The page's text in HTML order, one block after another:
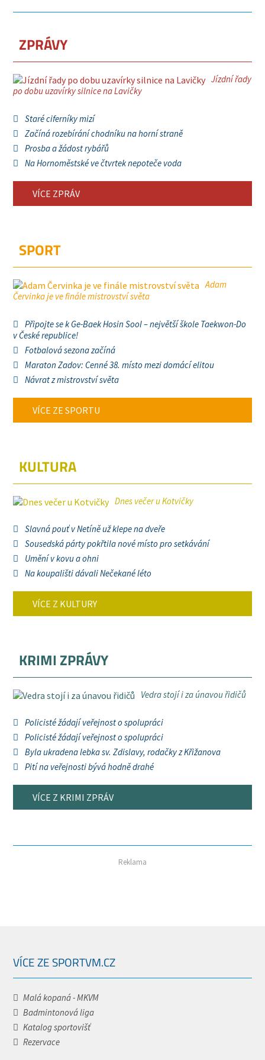
ZPRÁVY
Jízdní řady
po dobu uzavírky silnice na Lavičky
Staré ciferníky mizí
Začíná rozebírání chodníku na horní straně
Prosba a žádost rybářů
Na Hornoměstské ve čtvrtek nepoteče voda
VÍCE ZPRÁV
SPORT
Adam
Červinka je ve finále mistrovství světa
Připojte se k Ge-Baek Hosin Sool – největší škole Taekwon-Do
v České republice!
Fotbalová sezona začíná
Maraton Zadov: Cenné 38. místo mezi domácí elitou
Návrat z mistrovství světa
VÍCE ZE SPORTU
KULTURA
Dnes večer u Kotvičky
Slavná pouť v Netíně už klepe na dveře
Sousedská párty pokřtila nové místo pro setkávání
Umění v kovu a ohni
Na koupališti dávali Nečekané léto
VÍCE Z KULTURY
KRIMI ZPRÁVY
Vedra stojí i za únavou řidičů
Policisté žádají veřejnost o spolupráci
Policisté žádají veřejnost o spolupráci
Byla ukradena lebka sv. Zdislavy, rodačky z Křižanova
Pití na veřejnosti bývá hodně drahé
VÍCE Z KRIMI ZPRÁV
Reklama
VÍCE ZE SPORTVM.CZ
Malá kopaná - MKVM
Badmintonová liga
Katalog sportovišť
Rezervace